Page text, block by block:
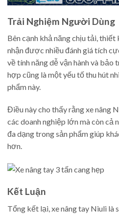
Trải Nghiệm Người Dùng
Bên cạnh khả năng chịu tải, thiết
nhận được nhiều đánh giá tích
về tính năng dễ vận hành và bảo
hợp cũng là một yếu tố thu hút
phẩm này.
Điều này cho thấy rằng xe nâng
các doanh nghiệp lớn mà còn cả
đa dạng trong sản phẩm giúp
hơn.
Kết Luận
Tổng kết lại, xe nâng tay Niuli là